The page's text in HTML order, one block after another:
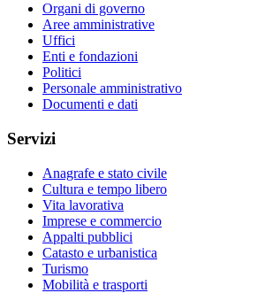
Organi di governo
Aree amministrative
Uffici
Enti e fondazioni
Politici
Personale amministrativo
Documenti e dati
Servizi
Anagrafe e stato civile
Cultura e tempo libero
Vita lavorativa
Imprese e commercio
Appalti pubblici
Catasto e urbanistica
Turismo
Mobilità e trasporti